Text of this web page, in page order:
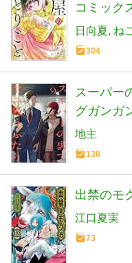
コミック
日向夏 ね
304
スーパー
グガンガ
地主
130
出禁のモ
江口夏実
73